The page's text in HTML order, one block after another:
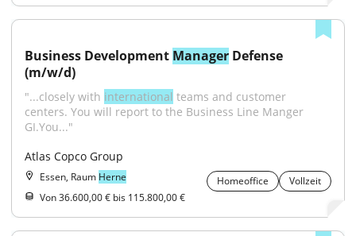
Business Development Manager Defense
(m/w/d)
"...closely with international teams and customer
centers. You will report to the Business Line Manger
GI.You..."
Atlas Copco Group
Essen, Raum Herne Homeoffice
Vollzeit
Von 36.600,00 € bis 115.800,00 €